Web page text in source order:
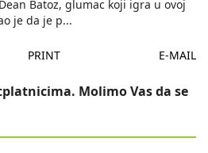
Batoz, glumac koji igra u ovoj
je da je p...
PRINT E-MAIL
Molimo Vas da se